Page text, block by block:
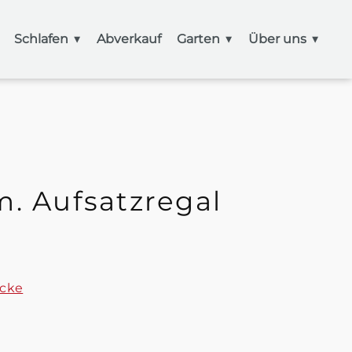
Schlafen Abverkauf Garten Über uns
Aufsatzregal